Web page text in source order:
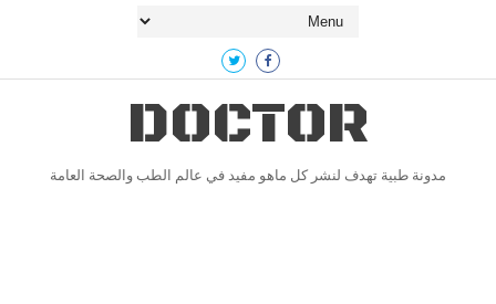
DOCTOR
مدونة طبية تهدف لنشر كل ماهو مفيد في عالم الطب والصحة العامة